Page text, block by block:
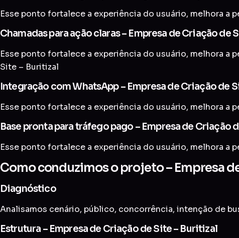
Esse ponto fortalece a experiência do usuário, melhora a
Chamadas para ação claras – Empresa de Criação de
Esse ponto fortalece a experiência do usuário, melhora a
Site – Buritizal
Integração com WhatsApp – Empresa de Criação de
Esse ponto fortalece a experiência do usuário, melhora a
Base pronta para tráfego pago – Empresa de Criação
Esse ponto fortalece a experiência do usuário, melhora a
Como conduzimos o projeto – Empresa
Diagnóstico
Analisamos cenário, público, concorrência, intenção de
Estrutura – Empresa de Criação de Site – Buritizal